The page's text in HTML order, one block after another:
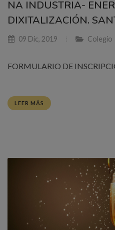
NA INDUSTRIA-
DIXITALIZACIÓN.
09 Dic, 2019 Colegio
FORMULARIO DE
LEER MÁS